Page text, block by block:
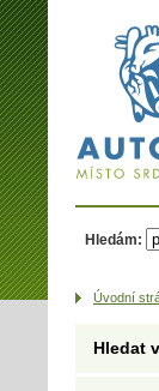
místo
motor
Hledám:
Úvodní­
Hledat